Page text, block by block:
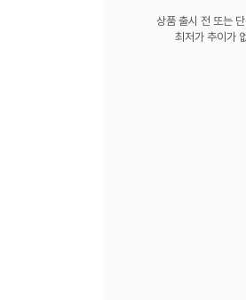
상품 출시 전 또는
최저가 추이가